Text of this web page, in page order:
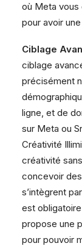
où Meta vous
pour avoir
Ciblage
ciblage
précisément
ligne, et de
sur Meta ou
Créativité
créativité
concevoir
s’intègrent
est
propose une
pour pouvoir